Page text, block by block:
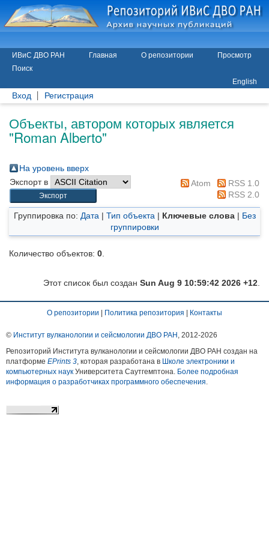
ИВиС ДВО РАН Главная О репозитории
Просмотр
Поиск
English
Вход Регистрация
Объекты, автором которых является
"Roman Alberto"
На уровень вверх
Экспорт в
Atom
RSS 1.0
RSS 2.0
Группировка по: Дата | Тип объекта | Ключевые слова| Без
группировки
Количество объектов: 0
Этот список был создан Sun Aug 9 10:59:42 2026 +12
О репозитории Политика репозитория Контакты
© Институт вулканологии и сейсмологии ДВО РАН , 2012-2026
Репозиторий Института вулканологии и сейсмологии ДВО РАН создан на
платформе EPrints 3, которая разработана в Школе электроники и
компьютерных наук Университета Саутгемптона. Более подробная
информация о разработчиках программного обеспечения.